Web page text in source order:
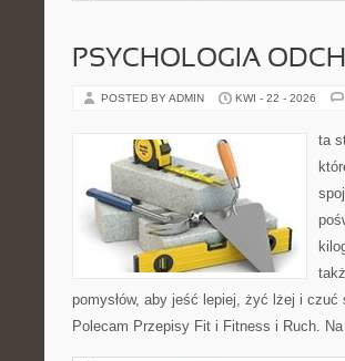
PSYCHOLOGIA
POSTED BY ADMIN KWI - 22 - 2026
ta
pomysłów, aby jeść lepiej, żyć lżej i
Polecam Przepisy Fit i Fitness i Ruch.